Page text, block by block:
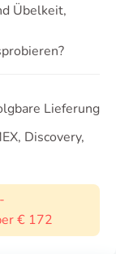
Übelkeit,
Lieferung
Discovery,
€ 172